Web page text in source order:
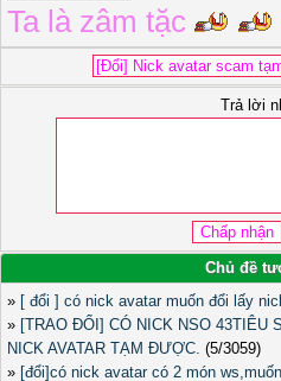
Ta là zâm tặc
Trả lời
Chủ đề
» [ đổi ] có nick avatar muốn đổi lấy
» [TRAO ĐỔI] CÓ NICK NSO 43TIÊU
NICK AVATAR TẠM ĐƯỢC. (5/3059)
» [đổi]có nick avatar có 2 món